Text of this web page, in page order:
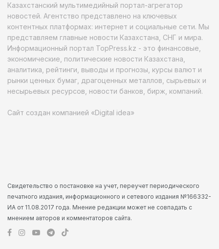
Казахстанский мультимедийный портал-агрегатор
новостей. Агентство представлено на ключевых
контентных платформах: интернет и социальные сети. Мы
представляем главные новости Казахстана, СНГ и мира.
Информационный портал TopPress.kz - это финансовые,
экономические, политические новости Казахстана,
аналитика, рейтинги, выводы и прогнозы, курсы валют и
рынки ценных бумаг, драгоценных металлов, сырьевых и
несырьевых ресурсов, новости банков, бирж, компаний.
Сайт создан компанией «Digital idea»
Свидетельство о постановке на учет, переучет периодического
печатного издания, информационного и сетевого издания №166332-
ИА от 11.08.2017 года. Мнение редакции может не совпадать с
мнением авторов и комментаторов сайта.